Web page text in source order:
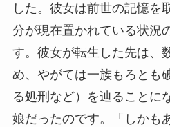
した。彼女は前世の記憶を
分が現在置かれている状況
す。彼女が転生した先は、
め、やがては一族もろとも
る処刑など）を辿ることに
娘だったのです。「しかも